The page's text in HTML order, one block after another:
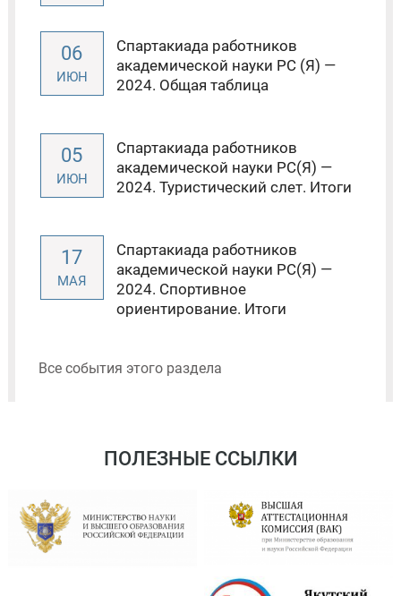
06
ИЮН
Спартакиада работников
академической науки РС (Я) —
2024. Общая таблица
05
ИЮН
Спартакиада работников
академической науки РС(Я) —
2024. Туристический слет. Итоги
17
МАЯ
Спартакиада работников
академической науки РС(Я) —
2024. Спортивное
ориентирование. Итоги
Все события этого раздела
ПОЛЕЗНЫЕ ССЫЛКИ